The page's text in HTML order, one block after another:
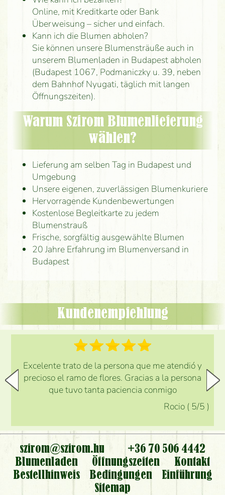
Online, mit Kreditkarte oder Bank
Überweisung – sicher und einfach.
Kann ich die Blumen abholen?
Sie können unsere Blumensträuße auch in
unserem Blumenladen in Budapest abholen
(Budapest 1067, Podmaniczky u. 39, neben
dem Bahnhof Nyugati, täglich mit langen
Öffnungszeiten).
Warum Szirom Blumenlieferung
wählen?
Lieferung am selben Tag in Budapest und
Umgebung
Unsere eigenen, zuverlässigen Blumenkuriere
Hervorragende Kundenbewertungen
Kostenlose Begleitkarte zu jedem
Blumenstrauß
Frische, sorgfältig ausgewählte Blumen
20 Jahre Erfahrung im Blumenversand in
Budapest
Kundenempfehlung
Excelente trato de la persona que me atendió y
precioso el ramo de flores. Gracias a la persona
que tuvo tanta paciencia conmigo
Rocio ( 5/5 )
szirom@szirom.hu
+36 70 506 4442
Blumenladen
Öffnungszeiten
Kontakt
Bestellhinweis
Bedingungen
Einführung
Sitemap